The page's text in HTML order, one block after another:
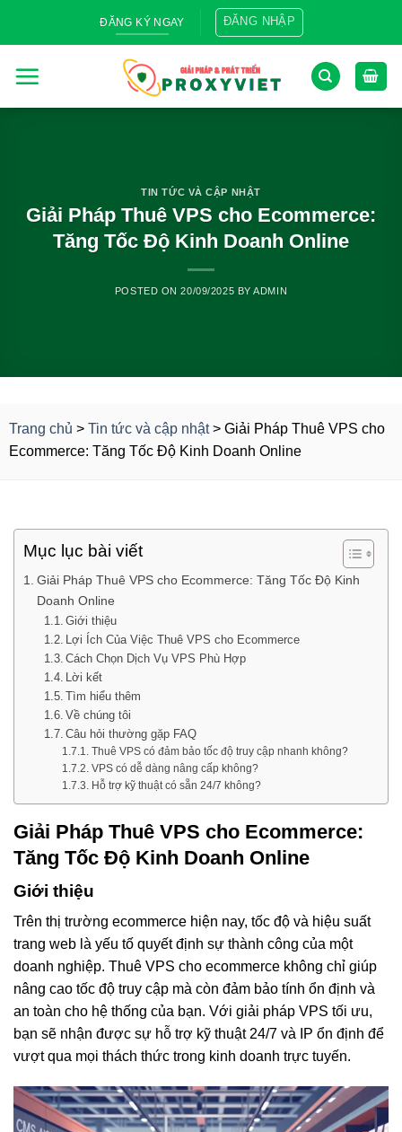
ĐĂNG KÝ NGAY ĐĂNG NHẬP
TIN TỨC VÀ CẬP NHẬT
Giải Pháp Thuê VPS cho Ecommerce:
Tăng Tốc Độ Kinh Doanh Online
POSTED ON20/09/2025 BYADMIN
Trang chủ > Tin tức và cập nhật> Giải Pháp Thuê VPS cho
Ecommerce: Tăng Tốc Độ Kinh Doanh Online
Mục lục bài viết
Giải Pháp Thuê VPS cho Ecommerce: Tăng Tốc Độ Kinh
Doanh Online
Giới thiệu
Lợi Ích Của Việc Thuê VPS cho Ecommerce
Cách Chọn Dịch Vụ VPS Phù Hợp
Lời kết
Tìm hiểu thêm
Về chúng tôi
Câu hỏi thường gặp FAQ
Thuê VPS có đảm bảo tốc độ truy cập nhanh không?
VPS có dễ dàng nâng cấp không?
Hỗ trợ kỹ thuật có sẵn 24/7 không?
Giải Pháp Thuê VPS cho Ecommerce:
Tăng Tốc Độ Kinh Doanh Online
Giới thiệu
Trên thị trường ecommerce hiện nay, tốc độ và hiệu suất
trang web là yếu tố quyết định sự thành công của một
doanh nghiệp. Thuê VPS cho ecommerce không chỉ giúp
nâng cao tốc độ truy cập mà còn đảm bảo tính ổn định và
an toàn cho hệ thống của bạn. Với giải pháp VPS tối ưu,
bạn sẽ nhận được sự hỗ trợ kỹ thuật 24/7 và IP ổn định để
vượt qua mọi thách thức trong kinh doanh trực tuyến.